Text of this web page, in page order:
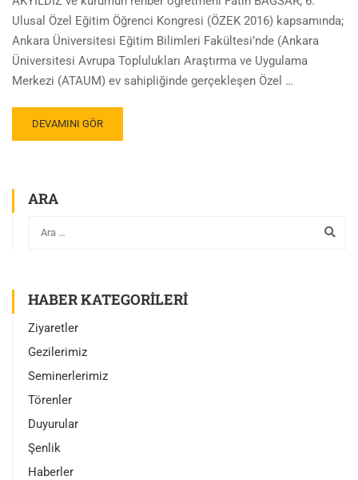
Ulusal Özel Eğitim Öğrenci Kongresi (ÖZEK 2016) kapsamında;
Ankara Üniversitesi Eğitim Bilimleri Fakültesi’nde (Ankara
Üniversitesi Avrupa Toplulukları Araştırma ve Uygulama
Merkezi (ATAUM) ev sahipliğinde gerçekleşen Özel …
DEVAMINI GÖR
ARA
HABER KATEGORILERI
Ziyaretler
Gezilerimiz
Seminerlerimiz
Törenler
Duyurular
Şenlik
Haberler